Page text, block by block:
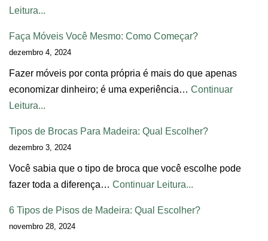
Leitura...
Faça Móveis Você Mesmo: Como Começar?
dezembro 4, 2024
Fazer móveis por conta própria é mais do que apenas
economizar dinheiro; é uma experiência… Continuar
Leitura...
Tipos de Brocas Para Madeira: Qual Escolher?
dezembro 3, 2024
Você sabia que o tipo de broca que você escolhe pode
fazer toda a diferença… Continuar Leitura...
6 Tipos de Pisos de Madeira: Qual Escolher?
novembro 28, 2024